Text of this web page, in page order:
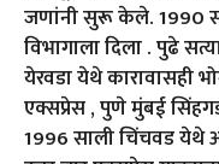
जणांनी सुरू केले. 1990
विभागाला दिला . पुढे
येरवडा येथे कारावासही
एक्सप्रेस , पुणे मुंबई
1996 साली चिंचवड येथे